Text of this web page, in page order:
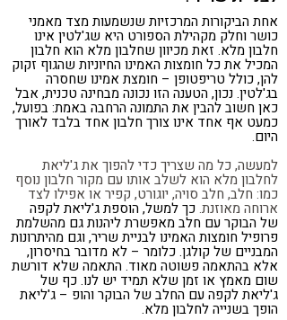
אחת הביקורות המרכזיות שנשמעות מצד מאמני
כושר וחלק מקהילת הספורט היא שג'לטין אינו
חלבון מלא. זאת מכיוון שחלבון מלא הוא חלבון
המכיל את כל חומצות האמינו החיוניות שהגוף זקוק
להן, כולל טריפטופן – חומצת אמינו שחסרה
בג'לטין. נכון, הטענה הזו נכונה מבחינה טכנית, אבל
כאן חשוב להבין את התמונה הרחבה באמת: בפועל,
כמעט אף אחד אינו צורך חלבון אחד בלבד לאורך
היום.
למעשה, כל מה שצריך כדי להפוך את ג'ליאת
לחלבון מלא הוא לשלב אותו עם מקור חלבון נוסף
כמו: חלב, חלב סויה, יוגורט, קפיר או אפילו לצד
ארוחה מאוזנת.כך למשל, הוספת ג'ליאת לקפה
של הבוקר עם חלב מאפשרת ליהנות גם מהשלמת
פרופיל חומצות האמינו לבניית שריר, וגם מהיתרונות
המבניים של קולגן. כלומר – לא מדובר בחיסרון,
אלא בהתאמה פשוטה מאוד. התאמה שלא דורשת
שום מאמץ או זמן שלא תמיד יש לנו. כף של
ג'ליאת לקפה עם החלב של הבוקר והופ – ג'ליאת
הופך בשנייה לחלבון מלא.